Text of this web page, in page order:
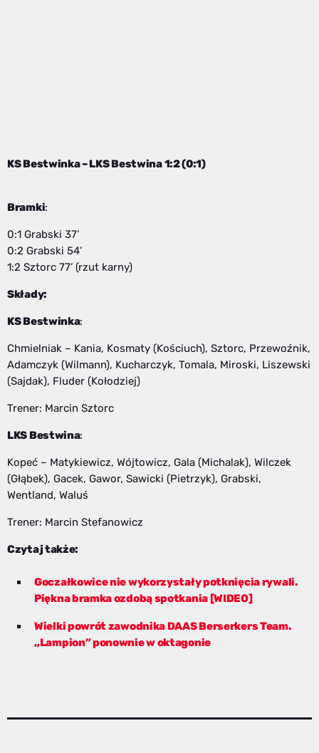
KS Bestwinka – LKS Bestwina 1:2 (0:1)
Bramki:
0:1 Grabski 37’
0:2 Grabski 54’
1:2 Sztorc 77’ (rzut karny)
Składy:
KS Bestwinka:
Chmielniak – Kania, Kosmaty (Kościuch), Sztorc, Przewoźnik,
Adamczyk (Wilmann), Kucharczyk, Tomala, Miroski, Liszewski
(Sajdak), Fluder (Kołodziej)
Trener: Marcin Sztorc
LKS Bestwina:
Kopeć – Matykiewicz, Wójtowicz, Gala (Michalak), Wilczek
(Głąbek), Gacek, Gawor, Sawicki (Pietrzyk), Grabski,
Wentland, Waluś
Trener: Marcin Stefanowicz
Czytaj także:
Goczałkowice nie wykorzystały potknięcia rywali.
Piękna bramka ozdobą spotkania [WIDEO]
Wielki powrót zawodnika DAAS Berserkers Team.
„Lampion” ponownie w oktagonie